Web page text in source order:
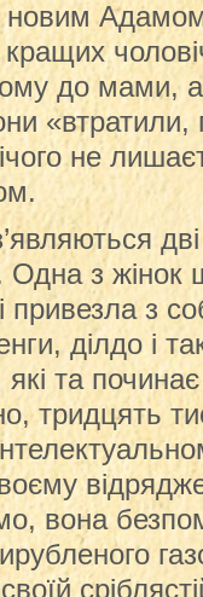
новим
до мами,
«втратили,
не
з жінок
з
ділдо і
та
тридцять
вона